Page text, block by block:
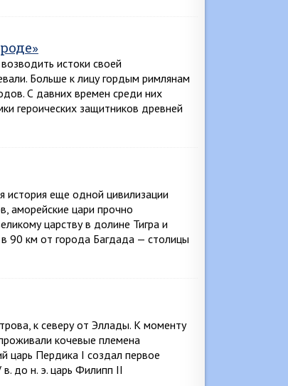
истоки своей
Больше к лицу гордым римлянам
С давних времен среди них
героических защитников древней
история еще одной цивилизации
аморейские цари прочно
царству в долине Тигра и
90 км от города Багдада — столицы
к северу от Эллады. К моменту
кочевые племена
царь Пердика I создал первое
до н. э. царь Филипп II